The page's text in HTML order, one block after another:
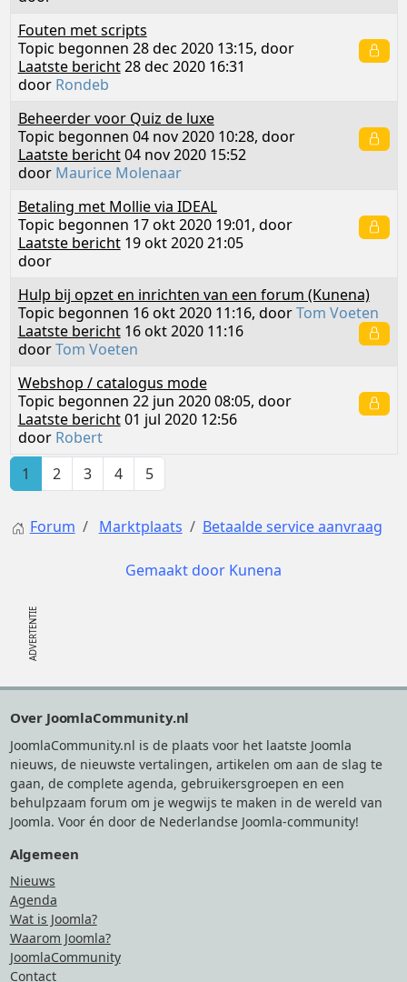
Fouten met scripts
Topic begonnen 28 dec 2020 13:15, door
Laatste bericht28 dec 2020 16:31
door Rondeb
Beheerder voor Quiz de luxe
Topic begonnen 04 nov 2020 10:28, door
Laatste bericht04 nov 2020 15:52
door Maurice Molenaar
Betaling met Mollie via IDEAL
Topic begonnen 17 okt 2020 19:01, door
Laatste bericht19 okt 2020 21:05
door
Hulp bij opzet en inrichten van een forum (Kunena)
Topic begonnen 16 okt 2020 11:16, doorTom Voeten
Laatste bericht16 okt 2020 11:16
doorTom Voeten
Webshop / catalogus mode
Topic begonnen 22 jun 2020 08:05, door
Laatste bericht01 jul 2020 12:56
door Robert
1
2 3 4 5
Forum Marktplaats Betaalde service aanvraag
Gemaakt door Kunena
Over JoomlaCommunity.nl
JoomlaCommunity.nl is de plaats voor het laatste Joomla
nieuws, de nieuwste vertalingen, artikelen om aan de slag te
gaan, de complete agenda, gebruikersgroepen en een
behulpzaam forum om je wegwijs te maken in de wereld van
Joomla. Voor én door de Nederlandse Joomla-community!
Algemeen
Nieuws
Agenda
Wat is Joomla?
Waarom Joomla?
JoomlaCommunity
Contact